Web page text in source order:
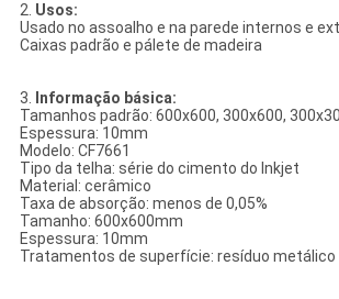
2. Usos:
Usado no assoalho e na parede internos e
Caixas padrão e pálete de madeira
3. Informação básica:
Tamanhos padrão: 600x600, 300x600,
Espessura: 10mm
Modelo: CF7661
Tipo da telha: série do cimento do Inkjet
Material: cerâmico
Taxa de absorção: menos de 0,05%
Tamanho: 600x600mm
Espessura: 10mm
Tratamentos de superfície: resíduo metálico